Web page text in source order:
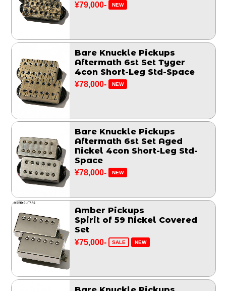
¥79,000- NEW
Bare Knuckle Pickups
Aftermath 6st Set Tyger
4con Short-Leg Std-Space
¥78,000- NEW
Bare Knuckle Pickups
Aftermath 6st Set Aged
Nickel 4con Short-Leg Std-
Space
¥78,000- NEW
Amber Pickups
Spirit of 59 Nickel Covered
Set
¥75,000- SALE NEW